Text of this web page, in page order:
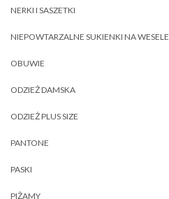
NERKI I SASZETKI
NIEPOWTARZALNE SUKIENKI NA WESELE
OBUWIE
ODZIEŻ DAMSKA
ODZIEŻ PLUS SIZE
PANTONE
PASKI
PIŻAMY